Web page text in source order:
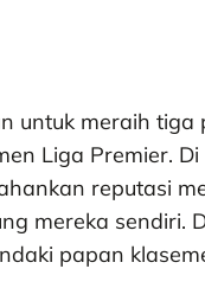
untuk meraih tiga
Liga Premier.
reputasi
mereka sendiri.
papan